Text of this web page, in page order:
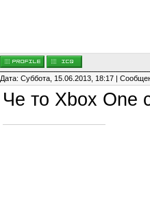
Дата: Суббота, 15.06.2013, 18:17 |
Че то Xbox One